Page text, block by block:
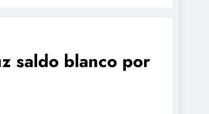
saldo blanco por